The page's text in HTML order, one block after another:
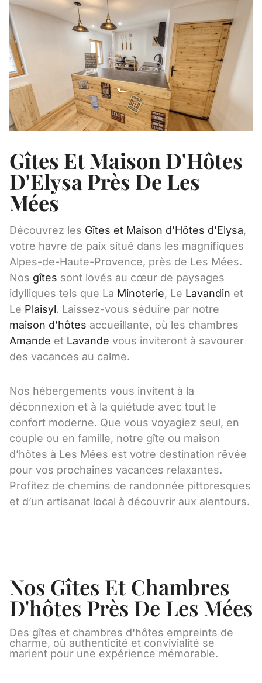
Gîtes Et Maison D'Hôtes
D'Elysa Près De Les
Mées
Découvrez les Gîtes et Maison d’Hôtes d’Elysa,
votre havre de paix situé dans les magnifiques
Alpes-de-Haute-Provence, près de Les Mées.
Nos gîtes sont lovés au cœur de paysages
idylliques tels que La Minoterie, Le Lavandin et
Le Plaisyl. Laissez-vous séduire par notre
maison d’hôtes accueillante, où les chambres
Amande et Lavande vous inviteront à savourer
des vacances au calme.
Nos hébergements vous invitent à la
déconnexion et à la quiétude avec tout le
confort moderne. Que vous voyagiez seul, en
couple ou en famille, notre gîte ou maison
d’hôtes à Les Mées est votre destination rêvée
pour vos prochaines vacances relaxantes.
Profitez de chemins de randonnée pittoresques
et d’un artisanat local à découvrir aux alentours.
Nos Gîtes Et Chambres
D'hôtes Près De Les Mées
Des gîtes et chambres d'hôtes empreints de
charme, où authenticité et convivialité se
marient pour une expérience mémorable.